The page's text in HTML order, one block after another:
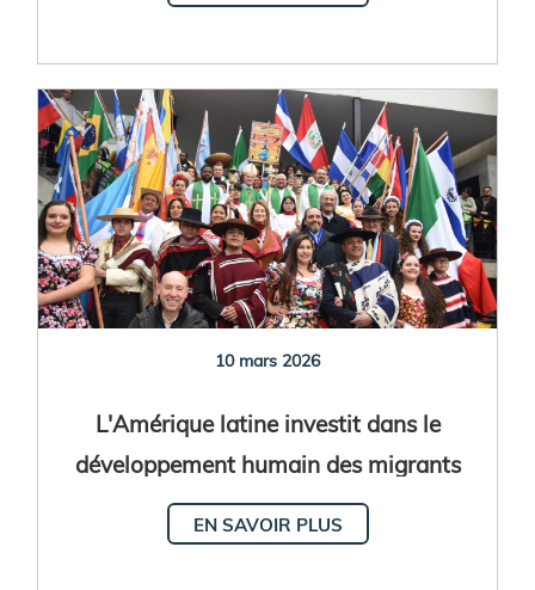
10 mars 2026
L'Amérique latine investit dans le
développement humain des migrants
et des réfugiés
EN SAVOIR PLUS